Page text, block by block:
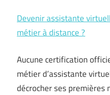
Devenir assistante
métier à distance ?
Aucune certification
métier d’assistante
décrocher ses premières